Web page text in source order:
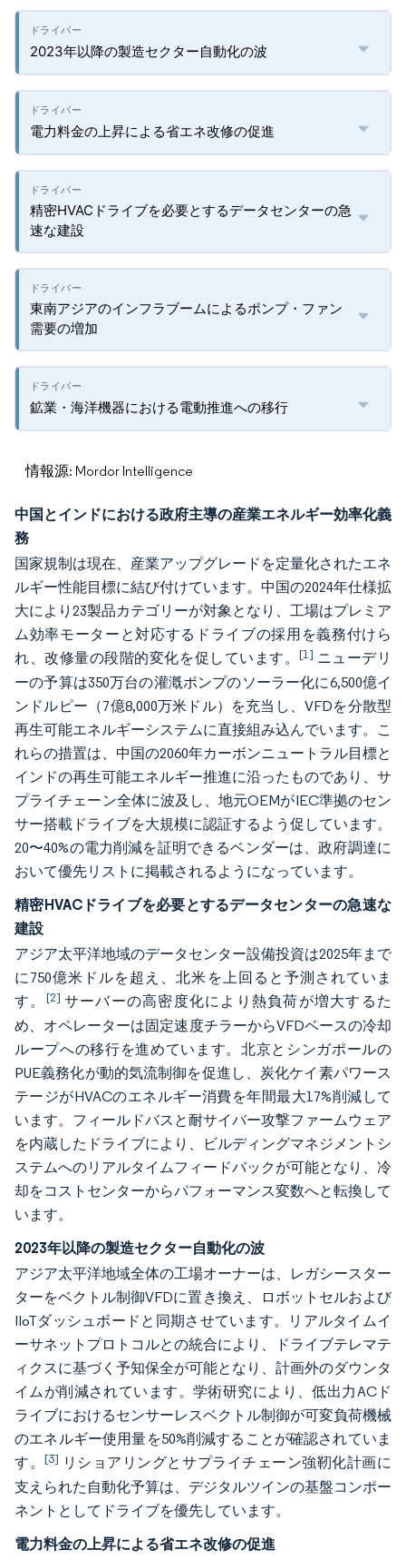
2023年以降の製造セクター自動化の波
電力料金の上昇による省エネ改修の促進
精密HVACドライブを必要とするデータセンターの急
速な建設
東南アジアのインフラブームによるポンプ・ファン
需要の増加
鉱業・海洋機器における電動推進への移行
情報源: Mordor Intelligence
中国とインドにおける政府主導の産業エネルギー効率化義
務
国家規制は現在、産業アップグレードを定量化されたエネ
ルギー性能目標に結び付けています。中国の2024年仕様拡
大により23製品カテゴリーが対象となり、工場はプレミア
ム効率モーターと対応するドライブの採用を義務付けら
れ、改修量の段階的変化を促しています。[1] ニューデリ
ーの予算は350万台の灌漑ポンプのソーラー化に6,500億イ
ンドルピー（7億8,000万米ドル）を充当し、VFDを分散型
再生可能エネルギーシステムに直接組み込んでいます。こ
れらの措置は、中国の2060年カーボンニュートラル目標と
インドの再生可能エネルギー推進に沿ったものであり、サ
プライチェーン全体に波及し、地元OEMがIEC準拠のセン
サー搭載ドライブを大規模に認証するよう促しています。
20〜40%の電力削減を証明できるベンダーは、政府調達に
おいて優先リストに掲載されるようになっています。
精密HVACドライブを必要とするデータセンターの急速な
建設
アジア太平洋地域のデータセンター設備投資は2025年まで
に750億米ドルを超え、北米を上回ると予測されていま
す。 [2] サーバーの高密度化により熱負荷が増大するた
め、オペレーターは固定速度チラーからVFDベースの冷却
ループへの移行を進めています。北京とシンガポールの
PUE義務化が動的気流制御を促進し、炭化ケイ素パワース
テージがHVACのエネルギー消費を年間最大17%削減して
います。フィールドバスと耐サイバー攻撃ファームウェア
を内蔵したドライブにより、ビルディングマネジメントシ
ステムへのリアルタイムフィードバックが可能となり、冷
却をコストセンターからパフォーマンス変数へと転換して
います。
2023年以降の製造セクター自動化の波
アジア太平洋地域全体の工場オーナーは、レガシースター
ターをベクトル制御VFDに置き換え、ロボットセルおよび
IIoTダッシュボードと同期させています。リアルタイムイ
ーサネットプロトコルとの統合により、ドライブテレマテ
ィクスに基づく予知保全が可能となり、計画外のダウンタ
イムが削減されています。学術研究により、低出力ACド
ライブにおけるセンサーレスベクトル制御が可変負荷機械
のエネルギー使用量を50%削減することが確認されていま
す。[3] リショアリングとサプライチェーン強靭化計画に
支えられた自動化予算は、デジタルツインの基盤コンポー
ネントとしてドライブを優先しています。
電力料金の上昇による省エネ改修の促進